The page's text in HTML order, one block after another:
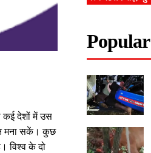
कई देशों में उस
मना सकें। कुछ
विश्व के दो
Popular